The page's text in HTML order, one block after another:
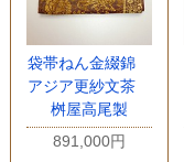
袋帯ねん金綴錦
アジア更紗文茶
桝屋高尾製
891,000円